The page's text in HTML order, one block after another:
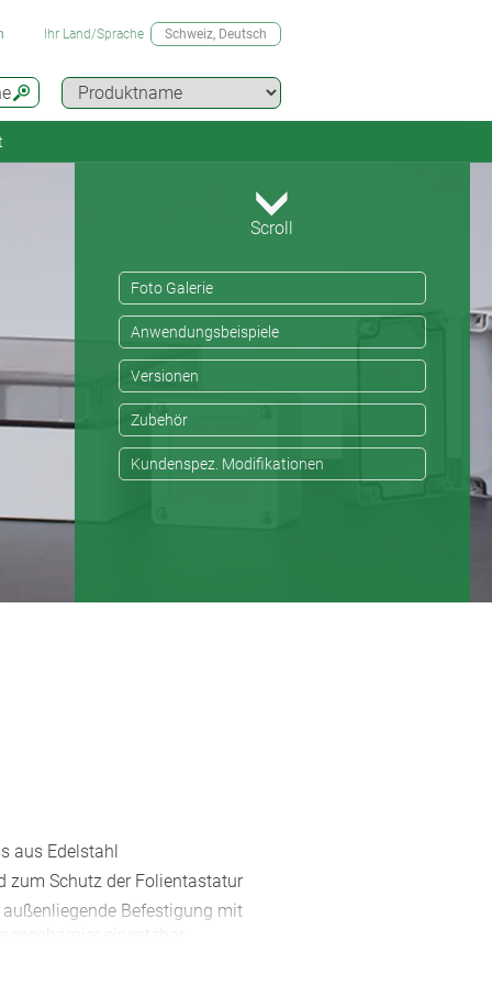
Ihr Land/Sprache Schweiz, Deutsch
Scroll
Foto Galerie
Anwendungsbeispiele
Versionen
Zubehör
Kundenspez. Modifikationen
aus Edelstahl
zum Schutz der Folientastatur
Befestigung mit
einsetzbar
der Gehäuse vor